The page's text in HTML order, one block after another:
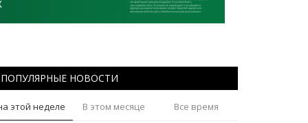
ПОПУЛЯРНЫЕ НОВОСТИ
этой неделе В этом месяце Все время